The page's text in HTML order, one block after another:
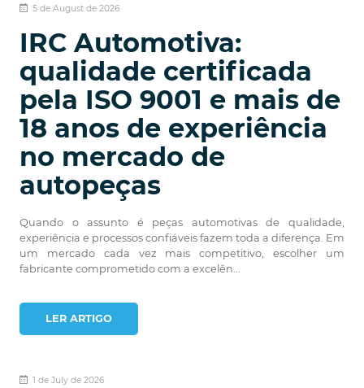
5 de August de 2026
IRC Automotiva:
qualidade certificada
pela ISO 9001 e mais de
18 anos de experiência
no mercado de
autopeças
Quando o assunto é peças automotivas de qualidade,
experiência e processos confiáveis fazem toda a diferença. Em
um mercado cada vez mais competitivo, escolher um
fabricante comprometido com a excelên...
LER ARTIGO
1 de July de 2026